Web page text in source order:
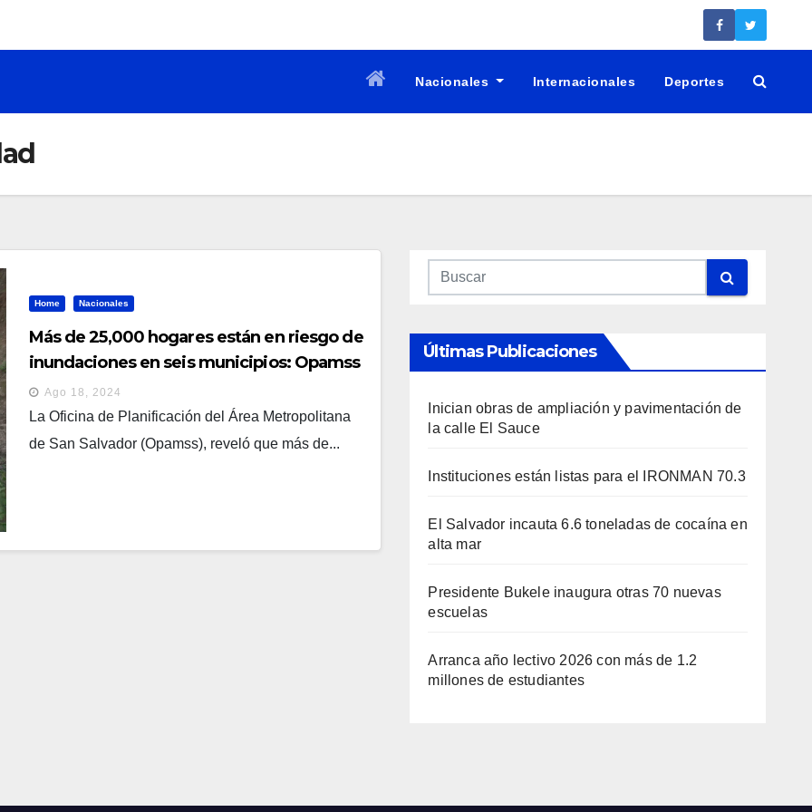
Nacionales Internacionales Deportes
Home Nacionales
Más de 25,000 hogares están en riesgo de
inundaciones en seis municipios: Opamss
Ago 18, 2024
La Oficina de Planificación del Área Metropolitana
de San Salvador (Opamss), reveló que más de...
Últimas Publicaciones
Inician obras de ampliación y pavimentación de
la calle El Sauce
Instituciones están listas para el IRONMAN 70.3
El Salvador incauta 6.6 toneladas de cocaína en
alta mar
Presidente Bukele inaugura otras 70 nuevas
escuelas
Arranca año lectivo 2026 con más de 1.2
millones de estudiantes